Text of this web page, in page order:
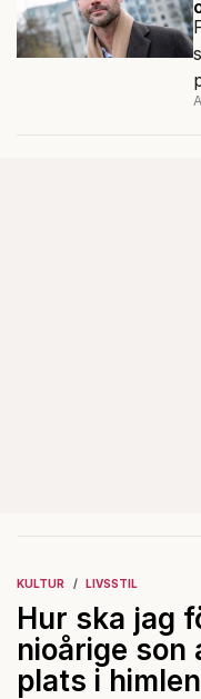
KULTUR LIVSSTIL
Hur ska jag
nioårige son
plats i